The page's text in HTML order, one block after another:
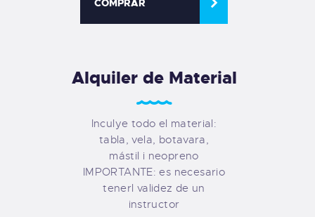
COMPRAR
Alquiler de Material
Inculye todo el material:
tabla, vela, botavara,
mástil i neopreno
IMPORTANTE: es necesario
tenerl validez de un
instructor